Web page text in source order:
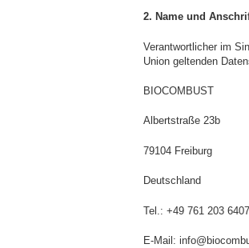
2. Name und
Verantwortlicher im
Union geltenden
BIOCOMBUST
Albertstraße 23b
79104 Freiburg
Deutschland
Tel.: +49 761 203 6407
E-Mail: